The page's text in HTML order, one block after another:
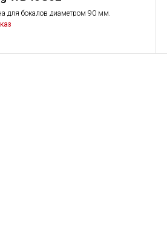
для бокалов диаметром 90 мм.
для машин Серии 400